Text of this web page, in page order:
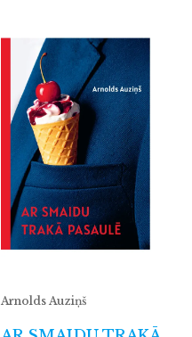
Arnolds Auziņš